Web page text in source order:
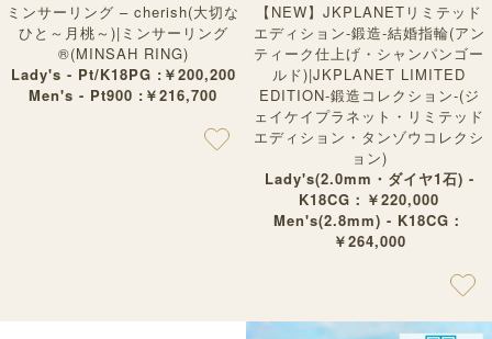
ミンサーリング – cherish(大切な
ひと～月桃～)|ミンサーリング
®︎(MINSAH RING)
Lady's - Pt/K18PG :￥200,200
Men's - Pt900 :￥216,700
【NEW】JKPLANETリミテッド
エディション-鍛造-結婚指輪(アン
ティーク仕上げ・シャンパンゴー
ルド)|JKPLANET LIMITED
EDITION-鍛造コレクション-(ジ
ェイケイプラネット・リミテッド
エディション・タンゾウコレクシ
ョン)
Lady's(2.0mm・ダイヤ1石) -
K18CG：￥220,000
Men's(2.8mm) - K18CG：
￥264,000